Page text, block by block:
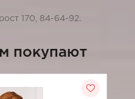
170, 84-64-92.
покупают